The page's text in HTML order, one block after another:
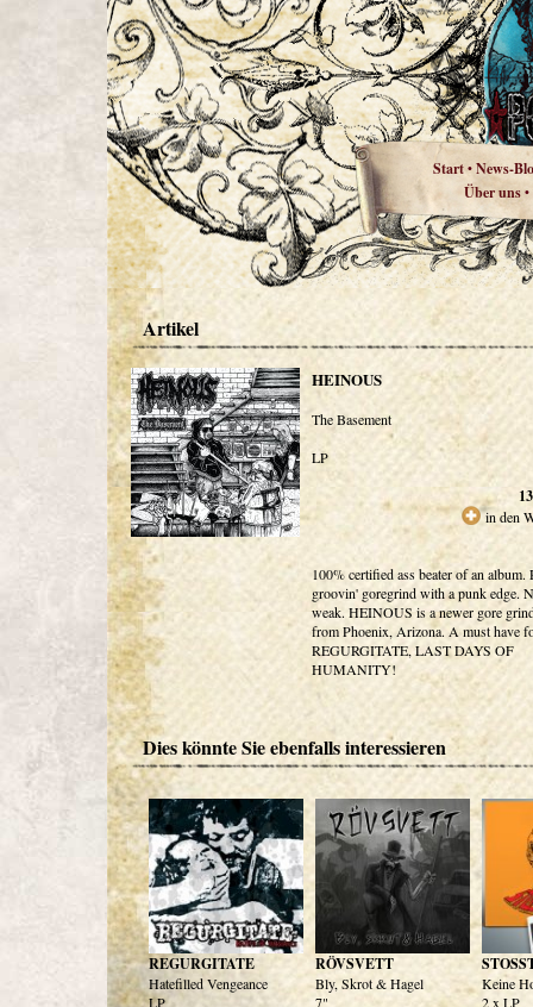
Start•News-
Über uns•
Artikel
HEINOUS
The Basement
LP
in den
100% certified ass beater of an album.
groovin' goregrind with a punk edge.
weak. HEINOUS is a newer gore
from Phoenix, Arizona. A must have
REGURGITATE, LAST DAYS OF
HUMANITY!
Dies könnte Sie ebenfalls interessieren
REGURGITATE
Hatefilled Vengeance
LP
RÖVSVETT
Bly, Skrot & Hagel
7"
Keine
2 x LP